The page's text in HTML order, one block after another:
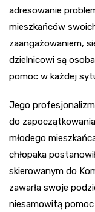
adresowanie
mieszkańców
zaangażowaniem,
dzielnicowi są
pomoc w każdej
Jego
do
młodego
chłopaka
skierowanym do
zawarła swoje
niesamowitą pomoc